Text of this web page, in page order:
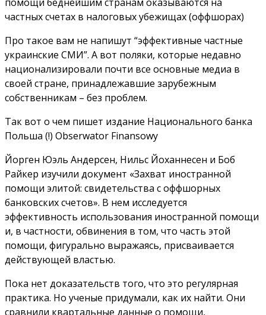
частных счетах в налоговых убежищах (оффшорах)
Про такое вам не напишут “эффективные частные
украинские СМИ”. А вот поляки, которые недавно
национализировали почти все основные медиа в
своей стране, принадлежавшие зарубежным
собственникам – без проблем.
Так вот о чем пишет издание Национального банка
Польша (!) Obserwator Finansowy
Йорген Юэль Андерсен, Нильс Йоханнесен и Боб
Райкер изучили документ «Захват иностранной
помощи элитой: свидетельства с оффшорных
банковских счетов». В нем исследуется
эффективность использования иностранной помощи
и, в частности, обвинения в том, что часть этой
помощи, фигурально выражаясь, присваивается
действующей властью.
Пока нет доказательств того, что это регулярная
практика. Но ученые придумали, как их найти. Они
сравнили квартальные данные о помощи,